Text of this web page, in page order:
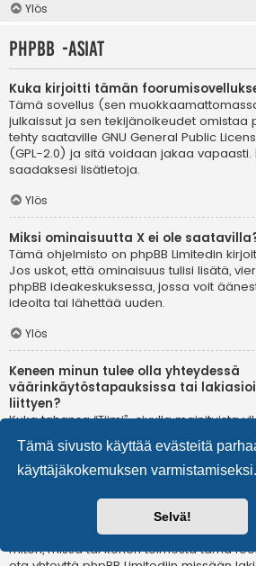
Tämä sivusto käyttää evästeitä
käyttäjäkokemuksen varmistamiseksi.
Selvä!
Ylös
phpBB -asiat
Kuka kirjoitti tämän
Tämä sovellus (sen
julkaissut ja sen tekijänoikeudet omistaa
tehty saataville GNU General Public
(GPL-2.0) ja sitä voidaan jakaa vapaasti.
saadaksesi lisätietoja.
Ylös
Miksi ominaisuutta X ei ole
Tämä ohjelmisto on phpBB Limitedin
Jos uskot, että ominaisuus tulisi lisätä,
phpBB ideakeskuksessa, jossa voit
ideoita tai lähettää uuden.
Ylös
Keneen minun tulee olla yhteydessä
väärinkäytöstapauksissa tai
liittyen?
Kuka tahansa “Tiimi”-sivulla mainituista
todennäköisesti sopiva yhteyshenkilö
kautta saa vastausta, sinun kannattaa
verkkotunnuksen omistajaan (teewhois-
on ilmaispalvelussa oleva (esim.
ota yhteyttä ylläpitoon tai
osastoon kyseisessä palvelussa.
ei ole lainkaan toimivaltaaja sitä ei
miten, missä tai kenen toimesta tämä